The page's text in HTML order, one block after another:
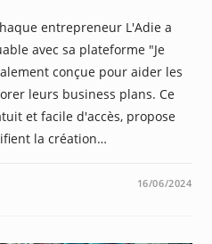
entrepreneur L'Adie a
avec sa plateforme "Je
conçue pour aider les
leurs business plans. Ce
et facile d'accès, propose
la création…
16/06/2024